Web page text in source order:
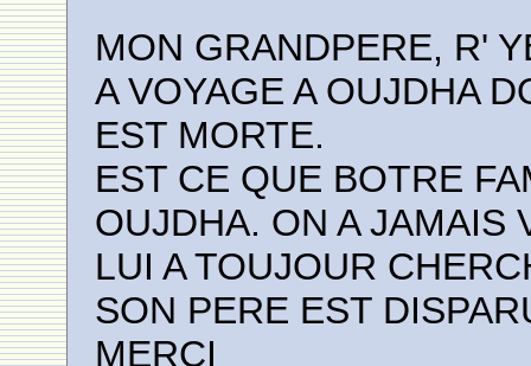
MON GRANDPERE, R'
A VOYAGE A OUJDHA
EST MORTE.
EST CE QUE BOTRE
OUJDHA. ON A JAMAIS
LUI A TOUJOUR
SON PERE EST
MERCI